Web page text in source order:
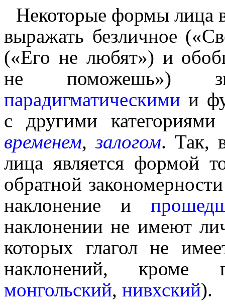
Некоторые формы лица
выражать безличное
(«Его не любят») и
не помо­жешь»)
парадигматическими и
с другими
временем,залогом. Так,
лица является формой
обратной
наклонение и
наклонении не имеют
которых глагол не
наклонений, кроме
монголь­ский, нивхский).